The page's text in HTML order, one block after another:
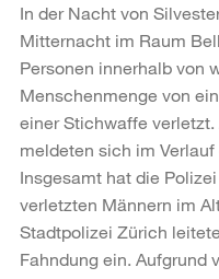
In der Nacht von
Mitternacht im Raum
Personen innerhalb von
Menschenmenge von
einer Stichwaffe
meldeten sich im
Insgesamt hat die
verletzten Männern im
Stadtpolizei Zürich
Fahndung ein. Aufgrund